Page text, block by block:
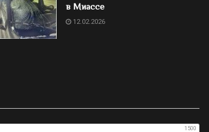
в Миассе
12.02.2026
1500